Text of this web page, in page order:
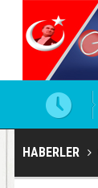
HABERLER